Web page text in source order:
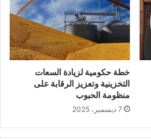
خطة حكومية لزيادة السعات
التخزينية وتعزيز الرقابة على
منظومة الحبوب
7 ديسمبر، 2025